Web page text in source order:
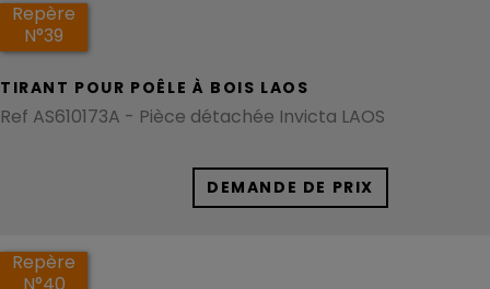
Repère
N°39
TIRANT POUR POÊLE À BOIS LAOS
Ref AS610173A - Pièce détachée Invicta LAOS
DEMANDE DE PRIX
Repère